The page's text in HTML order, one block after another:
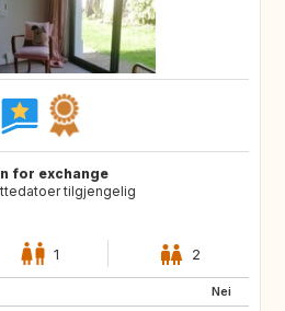
for exchange
tilgjengelig
1 2
Nei